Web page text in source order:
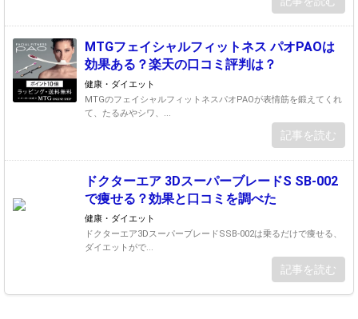
MTGフェイシャルフィットネス パオPAOは
効果ある？楽天の口コミ評判は？
健康・ダイエット
MTGのフェイシャルフィットネスパオPAOが表情筋を鍛えてくれ
て、たるみやシワ、...
記事を読む
ドクターエア 3DスーパーブレードS SB-002
で痩せる？効果と口コミを調べた
健康・ダイエット
ドクターエア3DスーパーブレードSSB-002は乗るだけで痩せる、
ダイエットがで...
記事を読む